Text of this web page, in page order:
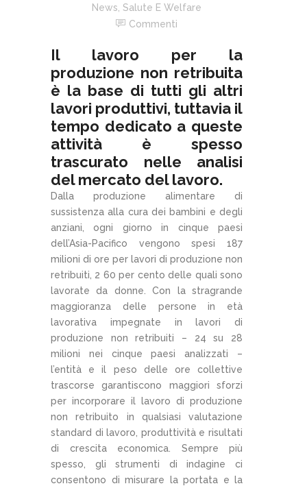
News Salute E Welfare
Commenti
Il lavoro per la
produzione non retribuita
è la base di tutti gli altri
lavori produttivi, tuttavia il
tempo dedicato a queste
attività è spesso
trascurato nelle analisi
del mercato del lavoro.
Dalla produzione alimentare di
sussistenza alla cura dei bambini e degli
anziani, ogni giorno in cinque paesi
dell’Asia-Pacifico vengono spesi 187
milioni di ore per lavori di produzione non
retribuiti, 2 60 per cento delle quali sono
lavorate da donne. Con la stragrande
maggioranza delle persone in età
lavorativa impegnate in lavori di
produzione non retribuiti – 24 su 28
milioni nei cinque paesi analizzati –
l’entità e il peso delle ore collettive
trascorse garantiscono maggiori sforzi
per incorporare il lavoro di produzione
non retribuito in qualsiasi valutazione
standard di lavoro, produttività e risultati
di crescita economica. Sempre più
spesso, gli strumenti di indagine ci
consentono di misurare la portata e la